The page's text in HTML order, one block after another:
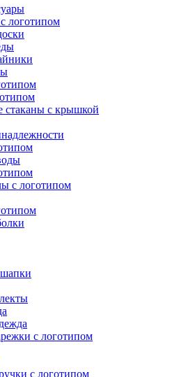
логотипом
стаканы с крышкой
с логотипом
с логотипом
с логотипом